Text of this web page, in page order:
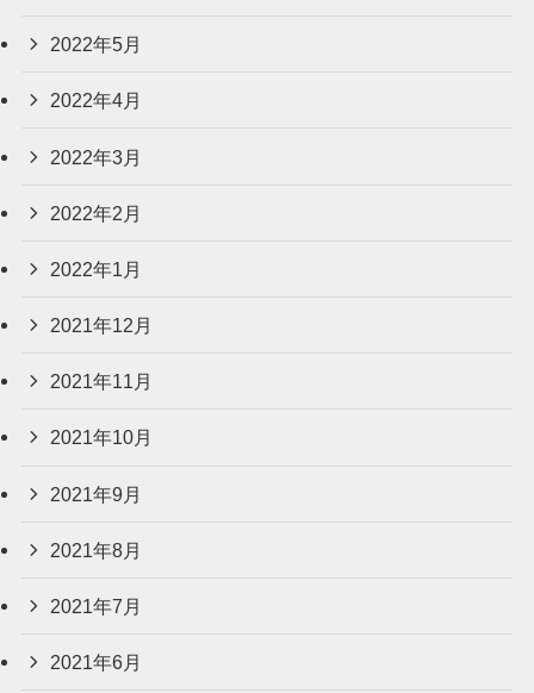
2022年5月
2022年4月
2022年3月
2022年2月
2022年1月
2021年12月
2021年11月
2021年10月
2021年9月
2021年8月
2021年7月
2021年6月